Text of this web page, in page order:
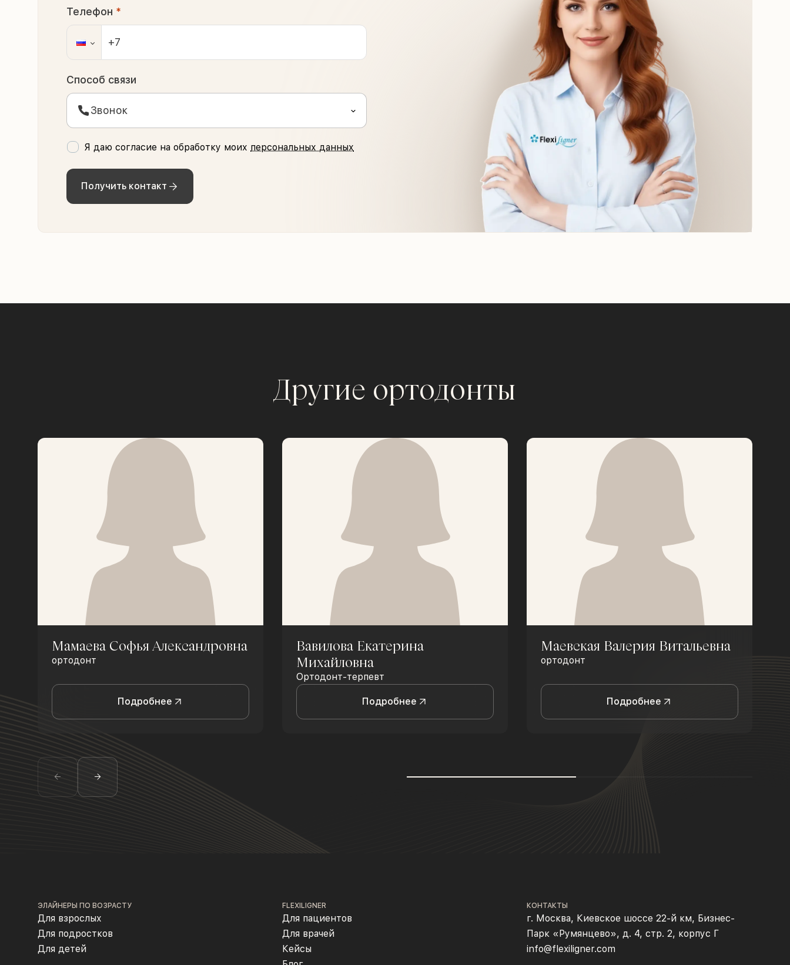
Телефон *
Способ связи
Звонок
Я даю согласие на обработку моих персональных данных
Получить контакт
Другие ортодонты
Мамаева Софья Александровна
ортодонт
Подробнее
Вавилова Екатерина
Михайловна
Ортодонт-терпевт
Подробнее
Маевская Валерия Витальевна
ортодонт
Подробнее
ЭЛАЙНЕРЫ ПО ВОЗРАСТУ
Для взрослых
Для подростков
Для детей
FLEXILIGNER
Для пациентов
Для врачей
Кейсы
КОНТАКТЫ
г. Москва, Киевское шоссе 22-й км, Бизнес-
Парк «Румянцево», д. 4, стр. 2, корпус Г
info@flexiligner.com